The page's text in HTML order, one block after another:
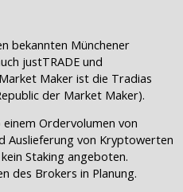
bekannten Münchener
justTRADE und
Maker ist die Tradias
der Market Maker).
Ordervolumen von
Auslieferung von Kryptowerten
Staking angeboten.
des Brokers in Planung.